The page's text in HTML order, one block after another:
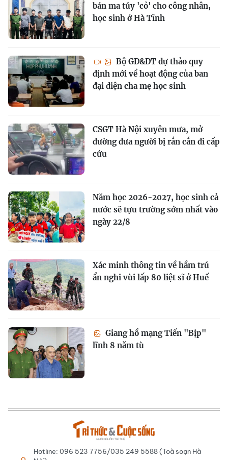
bán ma túy 'cỏ' cho công nhân,
học sinh ở Hà Tĩnh
Bộ GD&ĐT dự thảo quy
định mới về hoạt động của ban
đại diện cha mẹ học sinh
CSGT Hà Nội xuyên mưa, mở
đường đưa người bị rắn cắn đi cấp
cứu
Năm học 2026-2027, học sinh cả
nước sẽ tựu trường sớm nhất vào
ngày 22/8
Xác minh thông tin về hầm trú
ẩn nghi vùi lấp 80 liệt sĩ ở Huế
Giang hồ mạng Tiến "Bịp"
lĩnh 8 năm tù
Hotline: 096 523 7756/035 249 5588 (Toà soạn Hà